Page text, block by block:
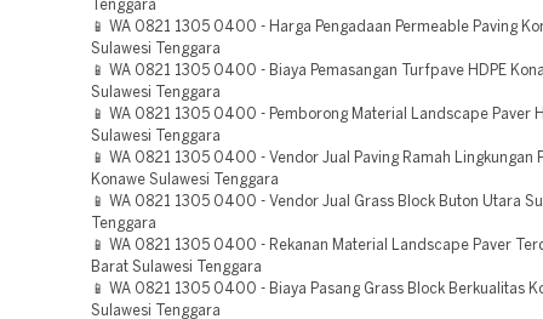
Tenggara
📱 WA 0821 1305 0400 - Harga Pengadaan Permeable Paving
Sulawesi Tenggara
📱 WA 0821 1305 0400 - Biaya Pemasangan Turfpave HDPE
Sulawesi Tenggara
📱 WA 0821 1305 0400 - Pemborong Material Landscape Paver
Sulawesi Tenggara
📱 WA 0821 1305 0400 - Vendor Jual Paving Ramah Lingkungan
Konawe Sulawesi Tenggara
📱 WA 0821 1305 0400 - Vendor Jual Grass Block Buton Utara
Tenggara
📱 WA 0821 1305 0400 - Rekanan Material Landscape Paver
Barat Sulawesi Tenggara
📱 WA 0821 1305 0400 - Biaya Pasang Grass Block Berkualitas
Sulawesi Tenggara